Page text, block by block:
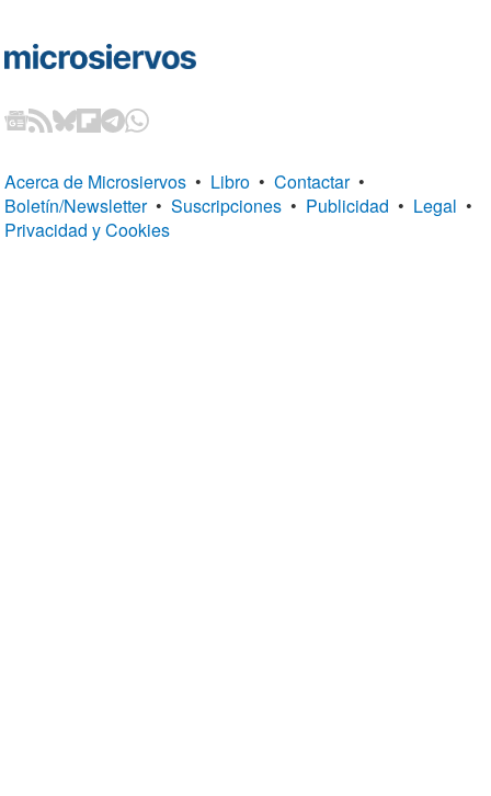
Acerca de Microsiervos • Libro • Contactar •
Boletín/Newsletter • Suscripciones • Publicidad • Legal •
Privacidad y Cookies